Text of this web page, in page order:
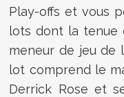
Play-offs et vous
lots dont la tenue
meneur de jeu de
lot comprend le
Derrick Rose et